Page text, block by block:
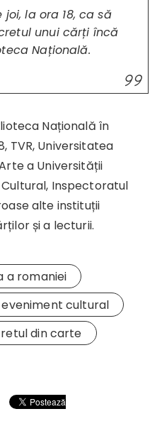
la ora 18, ca să
unui cărți încă
Națională.
Națională în
TVR, Universitatea
a Universității
Cultural, Inspectoratul
alte instituții
și a lecturii.
a romaniei
eveniment cultural
din carte